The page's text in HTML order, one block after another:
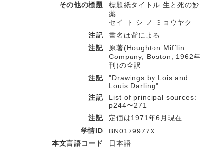
その他の標題
標題紙タイトル:生と死の妙
薬
セイ ト シ ノ ミョウヤク
注記
書名は背による
注記
原著(Houghton Mifflin
Company, Boston, 1962年
刊)の全訳
注記
"Drawings by Lois and
Louis Darling"
注記
List of principal sources:
p244〜271
注記
定価は1971年6月現在
学情ID
BN0179977X
本文言語コード
日本語